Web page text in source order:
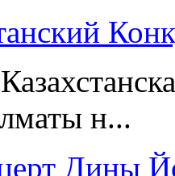
н...
Дины